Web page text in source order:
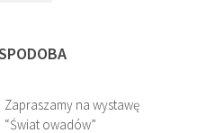
Zapraszamy na wystawę
“Świat owadów”